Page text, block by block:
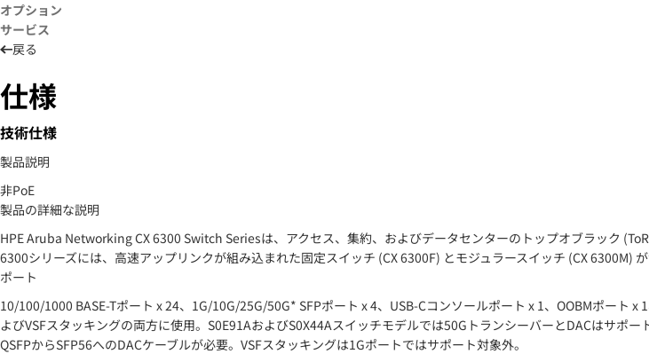
オプション
サービス
戻る
仕様
技術仕様
製品説明
非PoE
製品の詳細な説明
HPE Aruba Networking CX 6300 Switch Seriesは、アクセス、集約、およびデータセンターのトップオブラック
6300シリーズには、高速アップリンクが組み込まれた固定スイッチ (CX 6300F) とモジュラースイッチ (CX 6300M) が
ポート
10/100/1000 BASE-Tポート x 24、1G/10G/25G/50G* SFPポート x 4、USB-Cコンソールポート x 1、OOBMポート
よびVSFスタッキングの両方に使用。S0E91AおよびS0X44Aスイッチモデルでは50GトランシーバーとDACはサポ
QSFPからSFP56へのDACケーブルが必要。VSFスタッキングは1Gポートではサポート対象外。